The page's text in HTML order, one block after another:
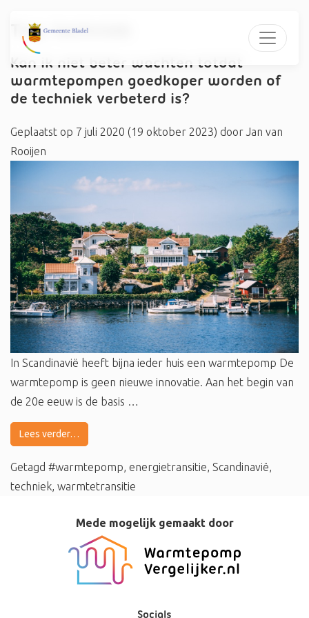
Tag:techniek
Kan ik niet beter wachten totdat
warmtepompen goedkoper worden of
de techniek verbeterd is?
Geplaatst op 7 juli 2020 (19 oktober 2023) door Jan van
Rooijen
In Scandinavië heeft bijna ieder huis een warmtepomp De
warmtepomp is geen nieuwe innovatie. Aan het begin van
de 20e eeuw is de basis …
Lees verder…
Getagd #warmtepomp, energietransitie, Scandinavië,
techniek, warmtetransitie
Mede mogelijk gemaakt door
Socials